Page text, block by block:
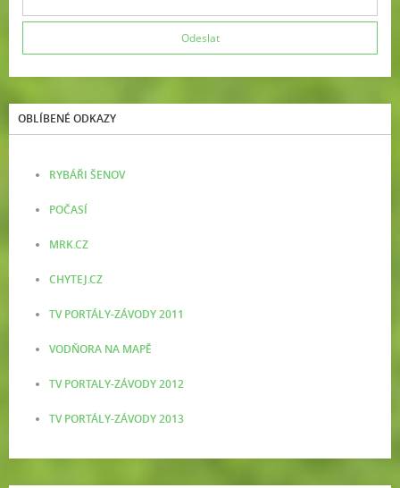
OBLÍBENÉ ODKAZY
RYBÁŘI ŠENOV
POČASÍ
MRK.CZ
CHYTEJ.CZ
TV PORTÁLY-ZÁVODY 2011
VODŇORA NA MAPĚ
TV PORTALY-ZÁVODY 2012
TV PORTÁLY-ZÁVODY 2013